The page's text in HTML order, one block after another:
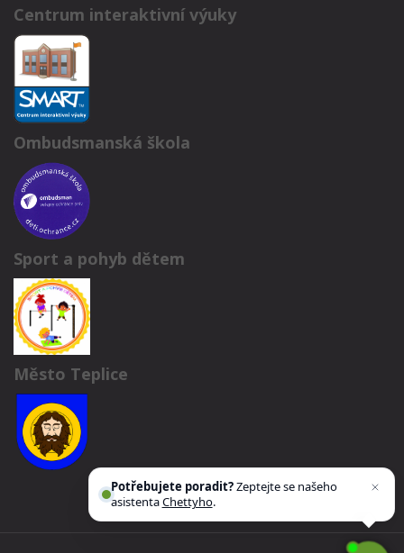
Centrum interaktivní výuky
Ombudsmanská škola
Sport a pohyb dětem
Město Teplice
Potřebujete poradit?Zeptejte se našeho
asistentaChettyho.